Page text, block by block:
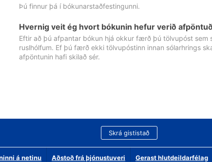
Þú finnur þá í bókunarstaðfestingunni.
Hvernig veit ég hvort bókunin hefur verið
Eftir að þú afpantar bókun hjá okkur færð þú tölvupóst sem
ruslhólfum. Ef þú færð ekki tölvupóstinn innan sólarhrings
afpöntunin hafi skilað sér.
Skrá gististað
á netinu Aðstoð frá þjónustuveri Gerast hlutdeildarfélag